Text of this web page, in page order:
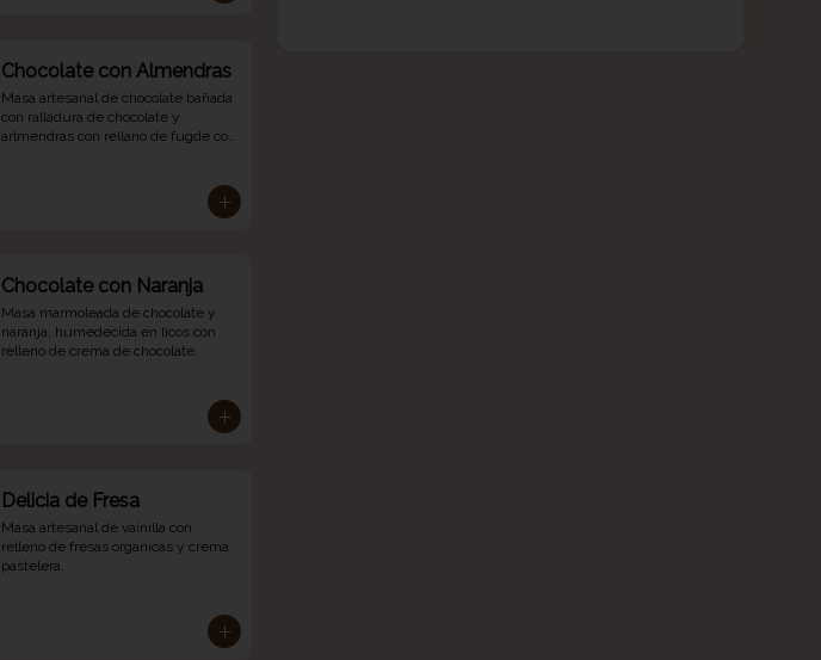
Chocolate con Almendras
Masa artesanal de chocolate bañada
con ralladura de chocolate y
arlmendras con rellano de fugde con
Chocolate con Naranja
Masa marmoleada de chocolate y
naranja, humedecida en licos con
relleno de crema de chocolate.
Delicia de Fresa
Masa artesanal de vainilla con
relleno de fresas organicas y crema
pastelera.